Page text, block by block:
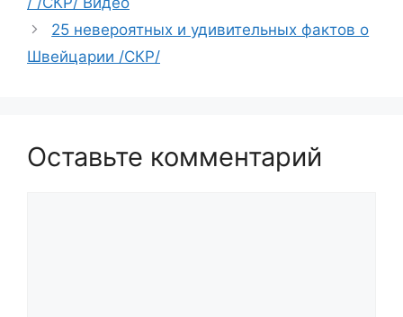
25 невероятных и удивительных фактов о
Швейцарии /СКР/
Оставьте комментарий